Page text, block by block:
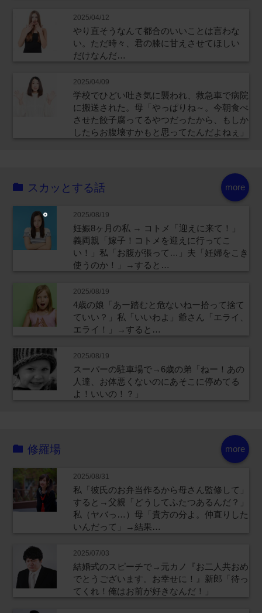
2025/04/12
やり直そうなんて都合のいいことは言わな
い。ただ時々、君の膝に甘えさせてほしい
だけなんだ…
2025/04/09
学校でひどい吐き気に襲われ、救急車で病院
に搬送された。母「やっぱりね～。今朝食べ
させた餃子腐ってるやつだったから、もしか
したらお腹壊すかもと思ってたんだよねぇ」
more
スカッとする話
2025/08/19
妊娠8ヶ月の私 → コトメ「迎えに来て！」
義両親「嫁子！コトメを迎えに行ってこ
い！」私「お腹が張って…」夫「妊婦をこき
使うのか！」→すると…
2025/08/19
4歳の娘「あー踏むと危ないねー拾って捨て
ていい？」私「いいわよ」爺さん「エライ、
エライ！」→すると…
2025/08/19
スーパーの駐車場で→6歳の弟「ねー！あの
人達、お体悪くないのにあそこに停めてる
よ！いいの！？」
more
修羅場
2025/08/31
私「彼氏のお弁当作るから母さん監修して」
すると→父親「どうしてふたつあるんだ？」
私（ヤバっ…）母「貴方の分よ。仲直りした
いんだって」→結果…
2025/07/03
結婚式のスピーチで→元カノ『お二人共おめ
でとうございます。お幸せに！』新郎「待っ
てくれ！俺はお前が好きなんだ！」